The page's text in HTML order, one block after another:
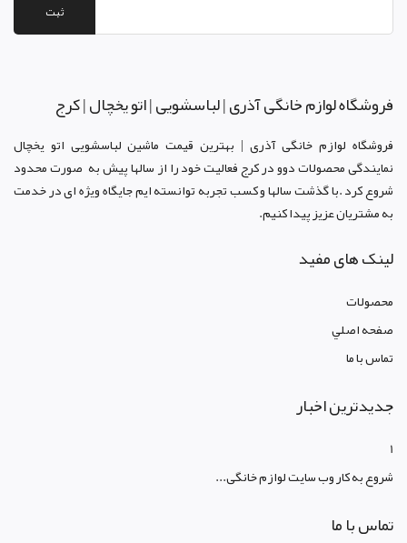
ثبت
فروشگاه لوازم خانگی آذری | لباسشویی | اتو یخچال | کرج
فروشگاه لوازم خانگی آذری | بهترین قیمت ماشین لباسشویی اتو یخچال
نمایندگی محصولات دوو در کرجفعالیت خود را از سالها پیش به صورت محدود
شروع کرد .با گذشت سالها و کسب تجربه توانسته ایم جایگاه ویژه ای در خدمت
به مشتریان عزیز پیدا کنیم.
لینک های مفید
محصولات
صفحه اصلي
تماس با ما
جدیدترین اخبار
1
شروع به کار وب سایت لوازم خانگی...
تماس با ما